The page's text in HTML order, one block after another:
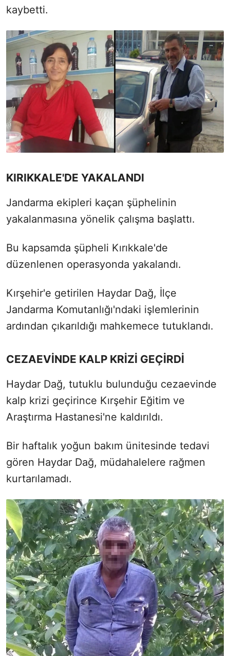
kaybetti.
KIRIKKALE'DE YAKALANDI
Jandarma ekipleri kaçan şüphelinin
yakalanmasına yönelik çalışma başlattı.
Bu kapsamda şüpheli Kırıkkale'de
düzenlenen operasyonda yakalandı.
Kırşehir'e getirilen Haydar Dağ, İlçe
Jandarma Komutanlığı'ndaki işlemlerinin
ardından çıkarıldığı mahkemece tutuklandı.
CEZAEVİNDE KALP KRİZİ GEÇİRDİ
Haydar Dağ, tutuklu bulunduğu cezaevinde
kalp krizi geçirince Kırşehir Eğitim ve
Araştırma Hastanesi'ne kaldırıldı.
Bir haftalık yoğun bakım ünitesinde tedavi
gören Haydar Dağ, müdahalelere rağmen
kurtarılamadı.